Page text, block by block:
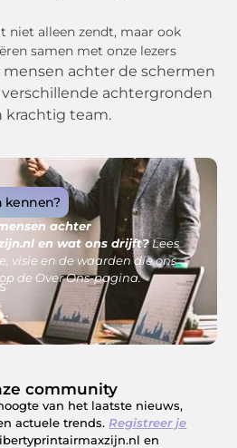
niet alleen zendt, maar ook
samen met onze lezers
achter de schermen
achtergronden
krachtig team.
kennen?
achter
en wat ons drijft?Lees
visie en de waarden die ons
de Over Ons-pagina.
community
van het laatste nieuws,
actuele trends. Registreer je
en